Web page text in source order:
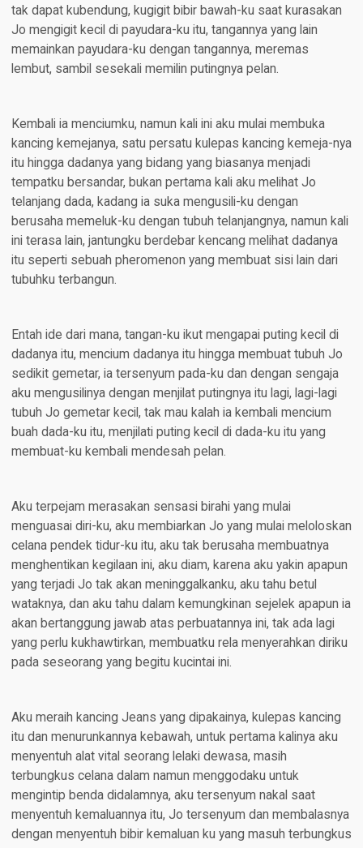
tak dapat kubendung, kugigit bibir bawah-ku saat kurasakan
Jo mengigit kecil di payudara-ku itu, tangannya yang lain
memainkan payudara-ku dengan tangannya, meremas
lembut, sambil sesekali memilin putingnya pelan.
Kembali ia menciumku, namun kali ini aku mulai membuka
kancing kemejanya, satu persatu kulepas kancing kemeja-nya
itu hingga dadanya yang bidang yang biasanya menjadi
tempatku bersandar, bukan pertama kali aku melihat Jo
telanjang dada, kadang ia suka mengusili-ku dengan
berusaha memeluk-ku dengan tubuh telanjangnya, namun kali
ini terasa lain, jantungku berdebar kencang melihat dadanya
itu seperti sebuah pheromenon yang membuat sisi lain dari
tubuhku terbangun.
Entah ide dari mana, tangan-ku ikut mengapai puting kecil di
dadanya itu, mencium dadanya itu hingga membuat tubuh Jo
sedikit gemetar, ia tersenyum pada-ku dan dengan sengaja
aku mengusilinya dengan menjilat putingnya itu lagi, lagi-lagi
tubuh Jo gemetar kecil, tak mau kalah ia kembali mencium
buah dada-ku itu, menjilati puting kecil di dada-ku itu yang
membuat-ku kembali mendesah pelan.
Aku terpejam merasakan sensasi birahi yang mulai
menguasai diri-ku, aku membiarkan Jo yang mulai meloloskan
celana pendek tidur-ku itu, aku tak berusaha membuatnya
menghentikan kegilaan ini, aku diam, karena aku yakin apapun
yang terjadi Jo tak akan meninggalkanku, aku tahu betul
wataknya, dan aku tahu dalam kemungkinan sejelek apapun ia
akan bertanggung jawab atas perbuatannya ini, tak ada lagi
yang perlu kukhawtirkan, membuatku rela menyerahkan diriku
pada seseorang yang begitu kucintai ini.
Aku meraih kancing Jeans yang dipakainya, kulepas kancing
itu dan menurunkannya kebawah, untuk pertama kalinya aku
menyentuh alat vital seorang lelaki dewasa, masih
terbungkus celana dalam namun menggodaku untuk
mengintip benda didalamnya, aku tersenyum nakal saat
menyentuh kemaluannya itu, Jo tersenyum dan membalasnya
dengan menyentuh bibir kemaluan ku yang masuh terbungkus